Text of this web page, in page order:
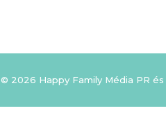
© 2026 Happy Family Média PR